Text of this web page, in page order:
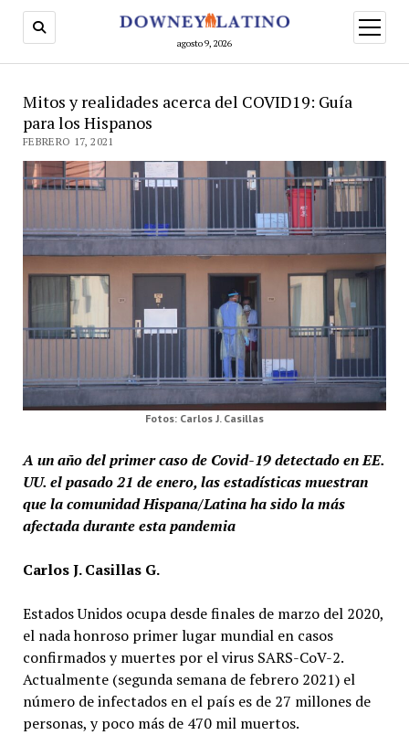
agosto 9, 2026
abrir
menú
Mitos y realidades acerca del COVID19: Guía
para los Hispanos
FEBRERO 17, 2021
Fotos: Carlos J. Casillas
A un año del primer caso de Covid-19detectado en EE.
UU. el pasado 21 de enero, las estadísticas muestran
que la comunidad Hispana/Latina ha sido la más
afectada durante esta pandemia
Carlos J. Casillas G.
Estados Unidos ocupa desde finales de marzo del 2020,
el nada honroso primer lugar mundial en casos
confirmados y muertes por el virus SARS-CoV-2.
Actualmente (segunda semana de febrero 2021) el
número de infectados en el país es de 27 millones de
personas, y poco más de 470 mil muertos.